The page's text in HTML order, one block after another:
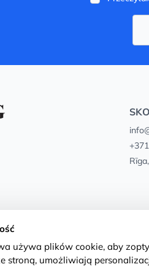
używa plików cookie, aby
stroną, umożliwiają